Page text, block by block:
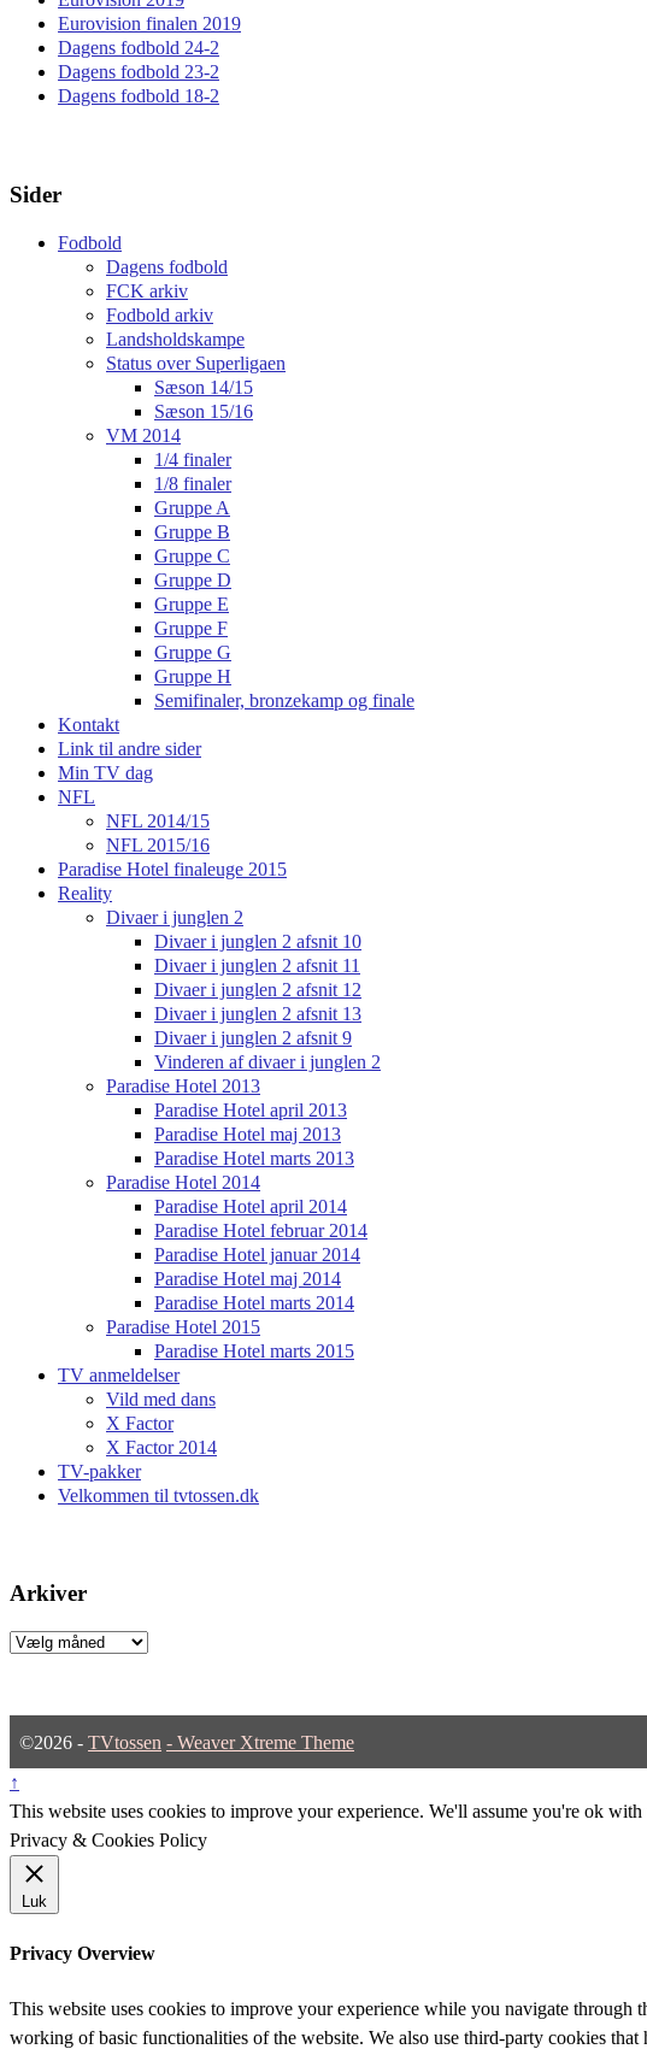
Eurovision finalen 2019
Dagens fodbold 24-2
Dagens fodbold 23-2
Dagens fodbold 18-2
Sider
Fodbold
Dagens fodbold
FCK arkiv
Fodbold arkiv
Landsholdskampe
Status over Superligaen
Sæson 14/15
Sæson 15/16
VM 2014
1/4 finaler
1/8 finaler
Gruppe A
Gruppe B
Gruppe C
Gruppe D
Gruppe E
Gruppe F
Gruppe G
Gruppe H
Semifinaler, bronzekamp og finale
Kontakt
Link til andre sider
Min TV dag
NFL
NFL 2014/15
NFL 2015/16
Paradise Hotel finaleuge 2015
Reality
Divaer i junglen 2
Divaer i junglen 2 afsnit 10
Divaer i junglen 2 afsnit 11
Divaer i junglen 2 afsnit 12
Divaer i junglen 2 afsnit 13
Divaer i junglen 2 afsnit 9
Vinderen af divaer i junglen 2
Paradise Hotel 2013
Paradise Hotel april 2013
Paradise Hotel maj 2013
Paradise Hotel marts 2013
Paradise Hotel 2014
Paradise Hotel april 2014
Paradise Hotel februar 2014
Paradise Hotel januar 2014
Paradise Hotel maj 2014
Paradise Hotel marts 2014
Paradise Hotel 2015
Paradise Hotel marts 2015
TV anmeldelser
Vild med dans
X Factor
X Factor 2014
TV-pakker
Velkommen til tvtossen.dk
Arkiver
Arkiver
©2026 - TVtossen - Weaver Xtreme Theme
↑
This website uses cookies to improve your experience. We'll assume you're ok
Privacy & Cookies Policy
Luk
Privacy Overview
This website uses cookies to improve your experience while you navigate through
working of basic functionalities of the website. We also use third-party cookies